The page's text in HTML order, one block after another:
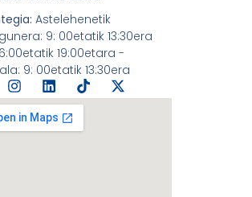
Astelehenetik
9: 00etatik 13:30era
19:00etara -
9: 00etatik 13:30era